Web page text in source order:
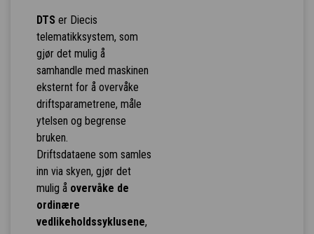
DTS er Diecis
telematikksystem, som
gjør det mulig å
samhandle med maskinen
eksternt for å overvåke
driftsparametrene, måle
ytelsen og begrense
bruken.
Driftsdataene som samles
inn via skyen, gjør det
mulig å overvåke de
ordinære
vedlikeholdssyklusene,